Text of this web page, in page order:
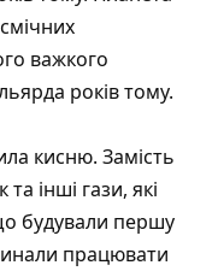
важкого
років тому.
кисню. Замість
інші гази, які
будували першу
працювати